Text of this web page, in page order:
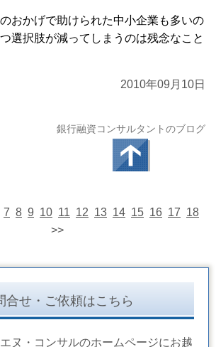
おかげで助けられた中小企業も多いの
選択肢が減ってしまうのは残念なこと
2010年09月10日
銀行融資コンサルタントのブログ
7 8 9 10 11 12 13 14 15 16 17 18
>>
合せ・ご依頼はこちら
ヌ・コンサルのホームページにお越